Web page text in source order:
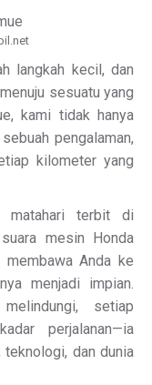
langkah kecil, dan
sesuatu yang
kami tidak hanya
pengalaman,
kilometer yang
matahari terbit di
mesin Honda
Anda ke
menjadi impian.
setiap
perjalanan—ia
teknologi, dan dunia